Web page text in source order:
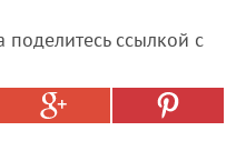
поделитесь ссылкой с